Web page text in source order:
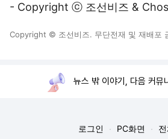
- Copyright ⓒ 조선비즈 &
Copyright © 조선비즈. 무단전재 및 재배포
뉴스 밖 이야기, 다음 커뮤
로그인 PC화면